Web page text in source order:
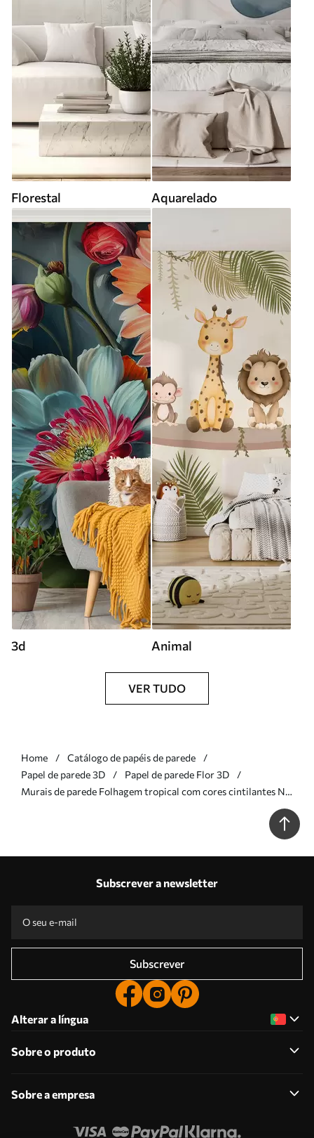
Florestal Aquarelado
3d Animal
VER TUDO
Home
Catálogo de papéis de parede
Papel de parede 3D
Papel de parede Flor 3D
Murais de parede Folhagem tropical com cores cintilantes Nr.
Subscrever a newsletter
Subscrever
Alterar a língua
Sobre o produto
Sobre a empresa